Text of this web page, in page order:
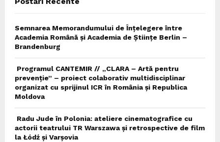
Semnarea Memorandumului de Înțelegere între
Academia Română și Academia de Științe Berlin –
Brandenburg
Programul CANTEMIR // „CLARA – Artă pentru
prevenție” – proiect colaborativ multidisciplinar
organizat cu sprijinul ICR în România și Republica
Moldova
Radu Jude în Polonia: ateliere cinematografice cu
actorii teatrului TR Warszawa și retrospective de film
la Łódź și Varșovia